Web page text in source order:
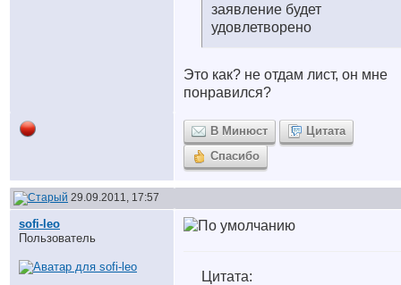
заявление будет
удовлетворено
Это как? не отдам лист, он мне
понравился?
В Минюст
Цитата
Спасибо
29.09.2011, 17:57
sofi-leo
Пользователь
Цитата: